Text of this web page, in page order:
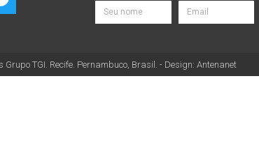
TGI. Recife. Pernambuco, Brasil. - Design: Antenanet